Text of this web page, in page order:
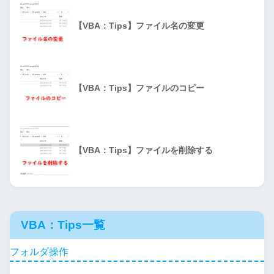
【VBA：Tips】ファイル名の変更
【VBA：Tips】ファイルのコピー
【VBA：Tips】ファイルを削除する
VBA：Tips一覧
フォルダ操作